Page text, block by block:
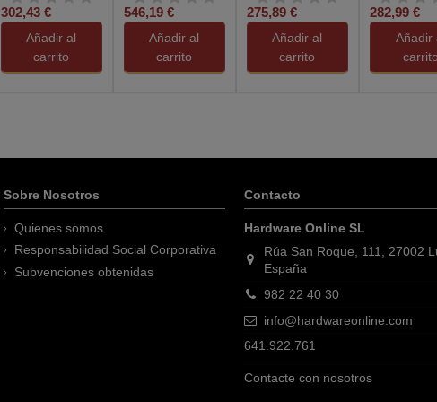
302,43 €
Añadir al
carrito
C 3.2 Blanco
546,19 €
Añadir al
carrito
275,89 €
Añadir al
carrito
282,99 €
Añadir
carrito
Sobre Nosotros
Quienes somos
Responsabilidad Social Corporativa
Subvenciones obtenidas
Contacto
Hardware Online SL
Rúa San Roque, 111, 27002
España
982 22 40 30
info@hardwareonline.com
641.922.761
Contacte con nosotros